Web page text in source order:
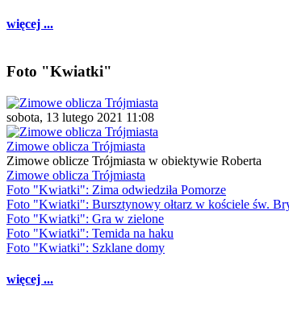
więcej ...
Foto "Kwiatki"
sobota, 13 lutego 2021 11:08
Zimowe oblicza Trójmiasta
Zimowe oblicze Trójmiasta w obiektywie Roberta
Zimowe oblicza Trójmiasta
Foto "Kwiatki": Zima odwiedziła Pomorze
Foto "Kwiatki": Bursztynowy ołtarz w kościele św.
Foto "Kwiatki": Gra w zielone
Foto "Kwiatki": Temida na haku
Foto "Kwiatki": Szklane domy
więcej ...